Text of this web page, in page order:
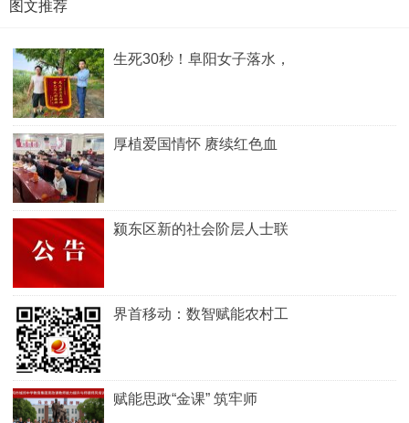
图文推荐
生死30秒！阜阳女子落水，
厚植爱国情怀 赓续红色血
颍东区新的社会阶层人士联
界首移动：数智赋能农村工
赋能思政“金课” 筑牢师